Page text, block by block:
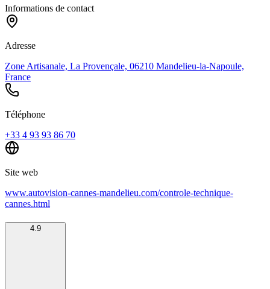
Informations de contact
Adresse
Zone Artisanale, La Provençale, 06210 Mandelieu-la-Napoule,
France
Téléphone
+33 4 93 93 86 70
Site web
www.autovision-cannes-mandelieu.com/controle-technique-
cannes.html
4.9